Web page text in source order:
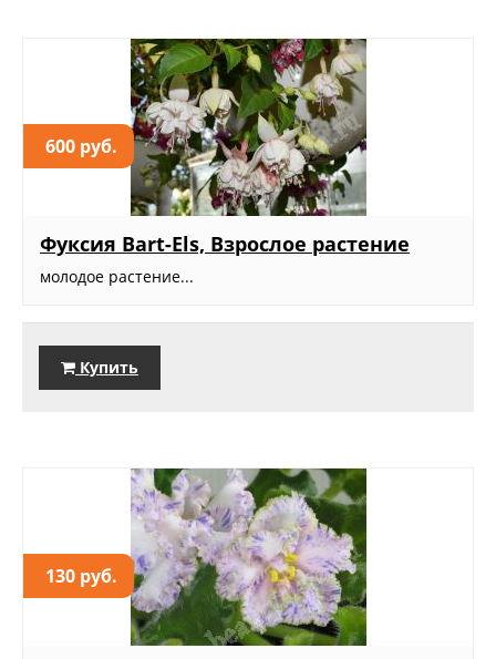
600 руб.
Фуксия Bart-Els, Взрослое растение
молодое растение...
Купить
130 руб.